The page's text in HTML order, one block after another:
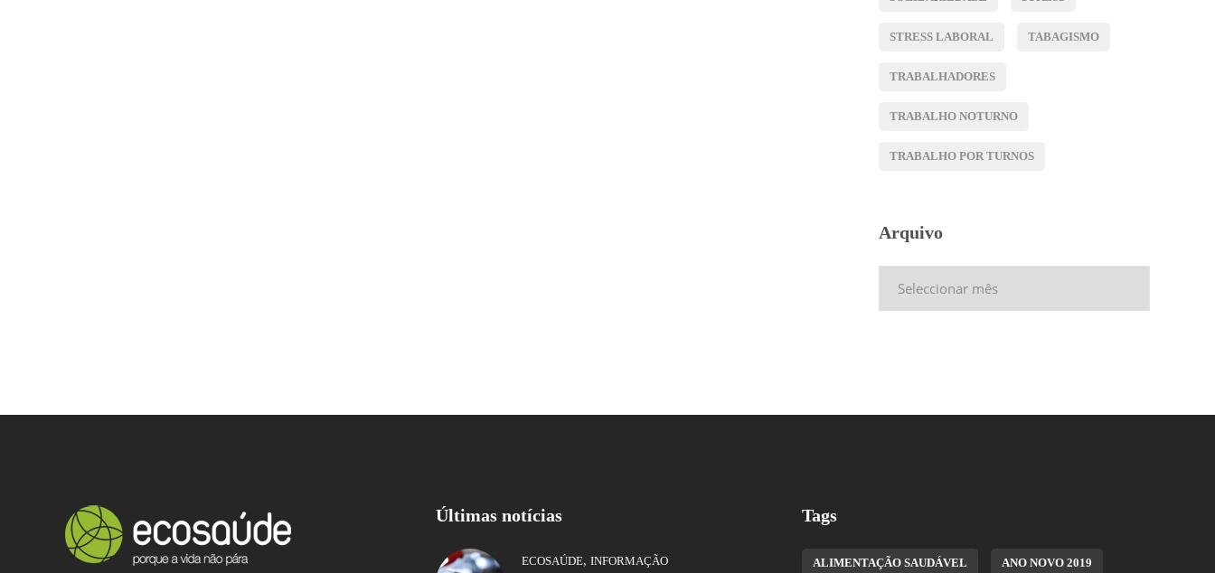
STRESS LABORAL TABAGISMO
TRABALHADORES
TRABALHO NOTURNO
TRABALHO POR TURNOS
Arquivo
Últimas notícias
ECOSAÚDE, INFORMAÇÃO
Tags
ALIMENTAÇÃO SAUDÁVEL ANO NOVO 2019